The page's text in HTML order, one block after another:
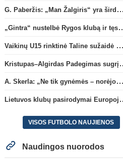
G. Paberžis: „Man Žalgiris“ yra širdyje“
„Gintra“ nustelbė Rygos klubą ir tęs
Vaikinų U15 rinktinė Taline sužaidė pirmąsias kontrolines rungtynes
Kristupas–Algirdas
A. Skerla: „Ne tik gynėmės – norėjome atakuoti“
Lietuvos klubų
VISOS FUTBOLO NAUJIENOS
Naudingos nuorodos